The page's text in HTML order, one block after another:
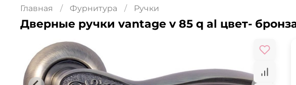
Главная Фурнитура Ручки
Дверные ручки vantage v 85 q al цвет-